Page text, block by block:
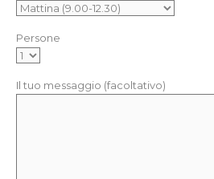
Persone
Il tuo messaggio (facoltativo)